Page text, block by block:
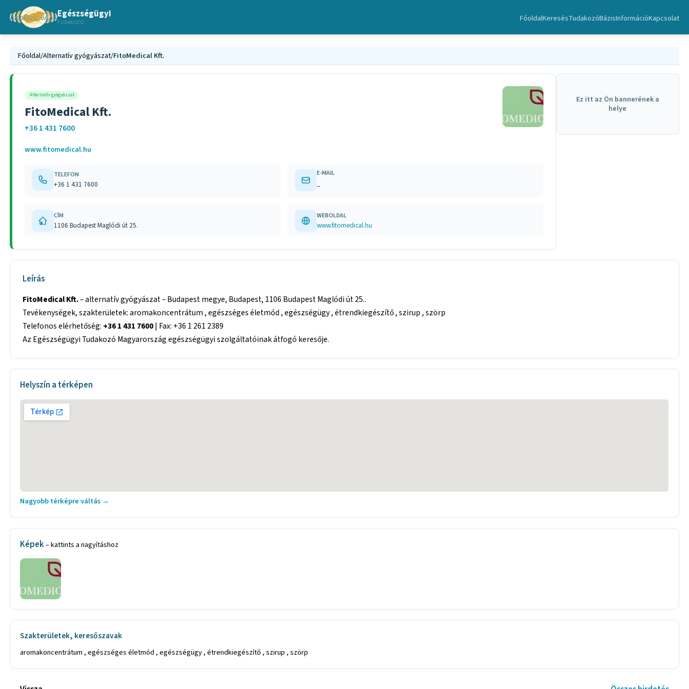
Egészségügyi
TUDAKOZÓ FőoldalKeresésTudakozóBázisInformációKapcsolat
Főoldal/Alternatív gyógyászat/FitoMedical Kft.
Alternatív gyógyászat
FitoMedical Kft.
+36 1 431 7600
www.fitomedical.hu
TELEFON
+36 1 431 7600
E-MAIL
–
CÍM
1106 Budapest Maglódi út 25.
WEBOLDAL
www.fitomedical.hu
Ez itt az Ön bannerének a
helye
Leírás
FitoMedical Kft.– alternatív gyógyászat – Budapest megye, Budapest, 1106 Budapest Maglódi út 25..
Tevékenységek, szakterületek: aromakoncentrátum , egészséges életmód , egészségügy , étrendkiegészítő , szirup , szörp
Telefonos elérhetőség: +36 1 431 7600| Fax: +36 1 261 2389
Az Egészségügyi Tudakozó Magyarország egészségügyi szolgáltatóinak átfogó keresője.
Helyszín a térképen
Nagyobb térképre váltás →
Képek– kattints a nagyításhoz
Szakterületek, keresőszavak
aromakoncentrátum , egészséges életmód , egészségügy , étrendkiegészítő , szirup , szörp